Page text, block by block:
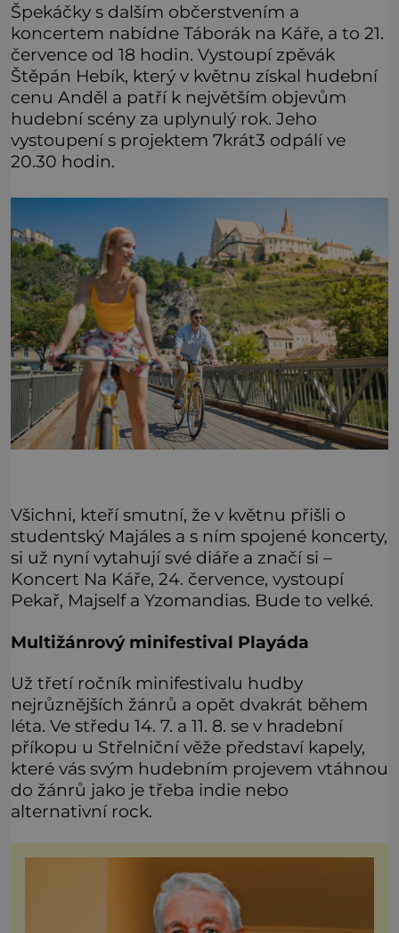
Špekáčky s dalším občerstvením a
koncertem nabídne Táborák na Káře, a to 21.
července od 18 hodin. Vystoupí zpěvák
Štěpán Hebík, který v květnu získal hudební
cenu Anděl a patří k největším objevům
hudební scény za uplynulý rok. Jeho
vystoupení s projektem 7krát3 odpálí ve
20.30 hodin.
Všichni, kteří smutní, že v květnu přišli o
studentský Majáles a s ním spojené koncerty,
si už nyní vytahují své diáře a značí si –
Koncert Na Káře, 24. července, vystoupí
Pekař, Majself a Yzomandias. Bude to velké.
Multižánrový minifestival Playáda
Už třetí ročník minifestivalu hudby
nejrůznějších žánrů a opět dvakrát během
léta. Ve středu 14. 7. a 11. 8. se v hradební
příkopu u Střelniční věže představí kapely,
které vás svým hudebním projevem vtáhnou
do žánrů jako je třeba indie nebo
alternativní rock.